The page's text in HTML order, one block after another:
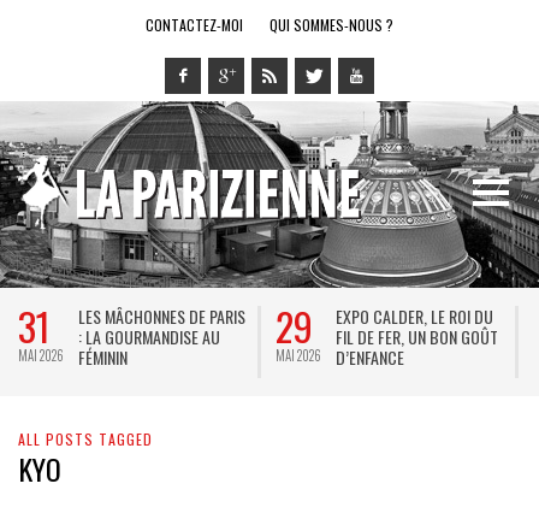
CONTACTEZ-MOI QUI SOMMES-NOUS ?
31
MAI 2026
LES MÂCHONNES DE PARIS
: LA GOURMANDISE AU
FÉMININ
29
MAI 2026
EXPO CALDER, LE ROI DU
FIL DE FER, UN BON GOÛT
D’ENFANCE
ALL POSTS TAGGED
KYO